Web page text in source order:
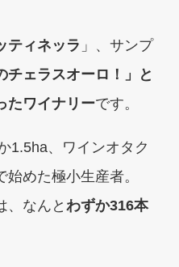
ティネッラ 」、サンプ
チェラスオーロ！」と
たワイナリーです。
1.5ha、ワインオタク
めた極小生産者。
、なんと わずか316本